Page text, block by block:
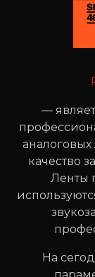
—
качество
Ленты
На